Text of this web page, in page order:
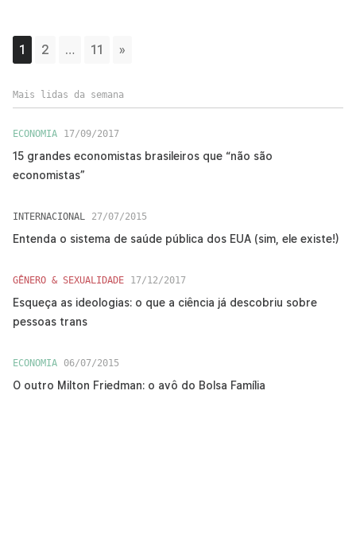
1 2 … 11 »
Mais lidas da semana
ECONOMIA 17/09/2017
15 grandes economistas brasileiros que “não são
economistas”
INTERNACIONAL 27/07/2015
Entenda o sistema de saúde pública dos EUA (sim, ele existe!)
GÊNERO & SEXUALIDADE 17/12/2017
Esqueça as ideologias: o que a ciência já descobriu sobre
pessoas trans
ECONOMIA 06/07/2015
O outro Milton Friedman: o avô do Bolsa Família